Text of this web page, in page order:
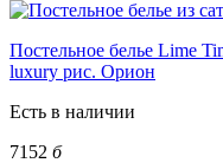
Постельное белье Lime
luxury рис. Орион
Есть в наличии
7152 б